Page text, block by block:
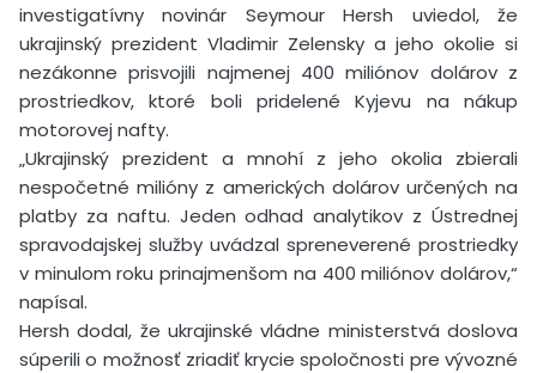
investigatívny novinár Seymour Hersh uviedol, že
ukrajinský prezident Vladimir Zelensky a jeho okolie si
nezákonne prisvojili najmenej 400 miliónov dolárov z
prostriedkov, ktoré boli pridelené Kyjevu na nákup
motorovej nafty.
„Ukrajinský prezident a mnohí z jeho okolia zbierali
nespočetné milióny z amerických dolárov určených na
platby za naftu. Jeden odhad analytikov z Ústrednej
spravodajskej služby uvádzal spreneverené prostriedky
v minulom roku prinajmenšom na 400 miliónov dolárov,“
napísal.
Hersh dodal, že ukrajinské vládne ministerstvá doslova
súperili o možnosť zriadiť krycie spoločnosti pre vývozné